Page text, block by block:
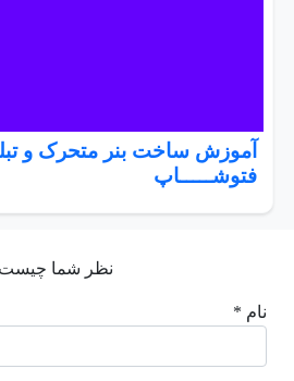
آموزش ساخت بنر متحرک و
فتوشـــــاپ
نظر شما
نام *